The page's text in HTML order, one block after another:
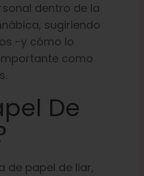
dentro de la
sugiriendo
-y cómo lo
como
De
de papel de liar,